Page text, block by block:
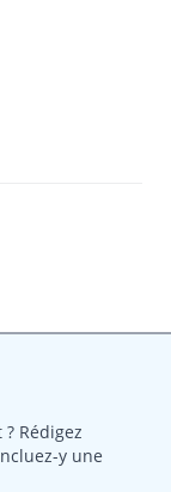
Rédigez
y une